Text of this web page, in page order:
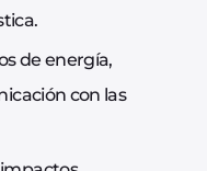
de energía,
con las